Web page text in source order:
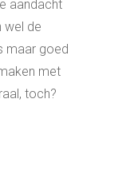
aandacht
wel de
maar goed
met
toch?